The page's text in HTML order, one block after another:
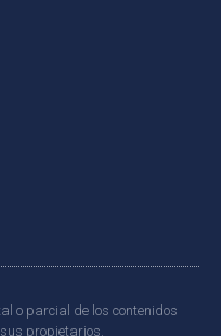
o parcial de los contenidos
propietarios.